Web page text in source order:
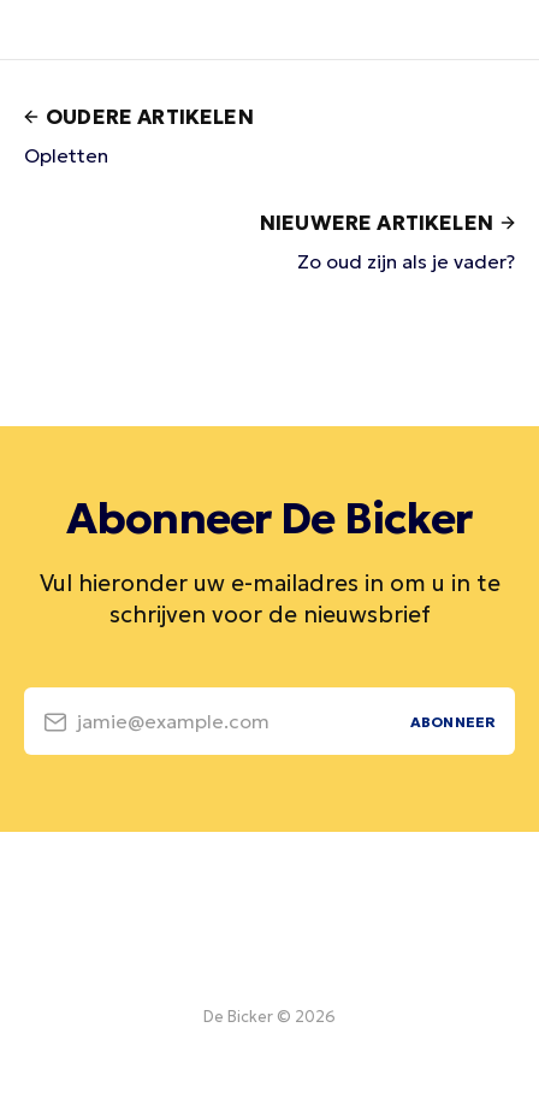
OUDERE ARTIKELEN
Opletten
NIEUWERE ARTIKELEN
Zo oud zijn als je vader?
Abonneer De Bicker
Vul hieronder uw e-mailadres in om u in te
schrijven voor de nieuwsbrief
jamie@example.com ABONNEER
De Bicker © 2026